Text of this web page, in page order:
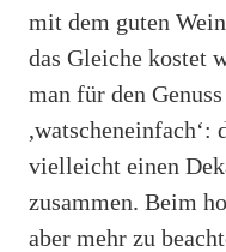
mit dem guten
das Gleiche kostet
man für den
,watscheneinfach‘:
vielleicht einen
zusammen. Beim
aber mehr zu